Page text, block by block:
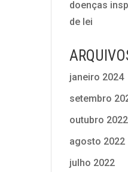
doenças
de lei
janeiro 2024
setembro
outubro 2022
agosto 2022
julho 2022